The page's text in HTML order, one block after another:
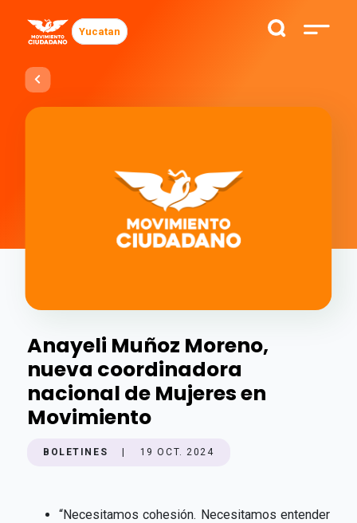
Yucatan
Anayeli Muñoz Moreno,
nueva coordinadora
nacional de Mujeres en
Movimiento
BOLETINES 19 OCT. 2024
“Necesitamos cohesión. Necesitamos entender